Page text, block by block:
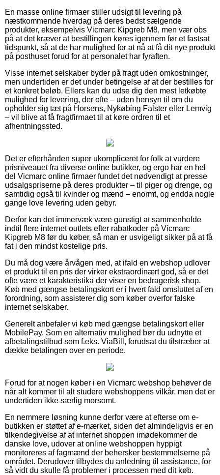
En masse online firmaer stiller udsigt til levering på
næstkommende hverdag på deres bedst sælgende
produkter, eksempelvis Vicmarc Kipgreb M8, men vær obs
på at det kræver at bestillingen køres igennem før et fastsat
tidspunkt, så at de har mulighed for at nå at få dit nye produkt
på posthuset forud for at personalet har fyraften.
Visse internet selskaber byder på fragt uden omkostninger,
men undertiden er det under betingelse af at der bestilles for
et konkret beløb. Ellers kan du udse dig den mest letkøbte
mulighed for levering, der ofte – uden hensyn til om du
opholder sig tæt på Horsens, Nykøbing Falster eller Lemvig
– vil blive at få fragtfirmaet til at køre ordren til et
afhentningssted.
Det er efterhånden super ukompliceret for folk at vurdere
prisniveauet fra diverse online butikker, og ergo har en hel
del Vicmarc online firmaer fundet det nødvendigt at presse
udsalgspriserne på deres produkter – til piger og drenge, og
samtidig også til kvinder og mænd – enormt, og endda nogle
gange love levering uden gebyr.
Derfor kan det immervæk være gunstigt at sammenholde
indtil flere internet outlets efter rabatkoder på Vicmarc
Kipgreb M8 før du køber, så man er usvigeligt sikker på at få
fat i den mindst kostelige pris.
Du må dog være årvågen med, at ifald en webshop udlover
et produkt til en pris der virker ekstraordinært god, så er det
ofte være et karakteristika der viser en bedragerisk shop.
Køb med gængse betalingskort er i hvert fald omsluttet af en
forordning, som assisterer dig som køber overfor falske
internet selskaber.
Generelt anbefaler vi køb med gængse betalingskort eller
MobilePay. Som en alternativ mulighed bør du udnytte et
afbetalingstilbud som f.eks. ViaBill, forudsat du tilstræber at
dække betalingen over en periode.
Forud for at nogen køber i en Vicmarc webshop behøver de
når alt kommer til alt studere webshoppens vilkår, men det er
undertiden ikke særlig morsomt.
En nemmere løsning kunne derfor være at efterse om e-
butikken er støttet af e-mærket, siden det almindeligvis er en
tilkendegivelse af at internet shoppen imødekommer de
danske love, udover at online webshoppen hyppigt
monitoreres af fagmænd der behersker bestemmelserne på
området. Derudover tilbydes du anledning til assistance, for
så vidt du skulle få problemer i processen med dit køb.